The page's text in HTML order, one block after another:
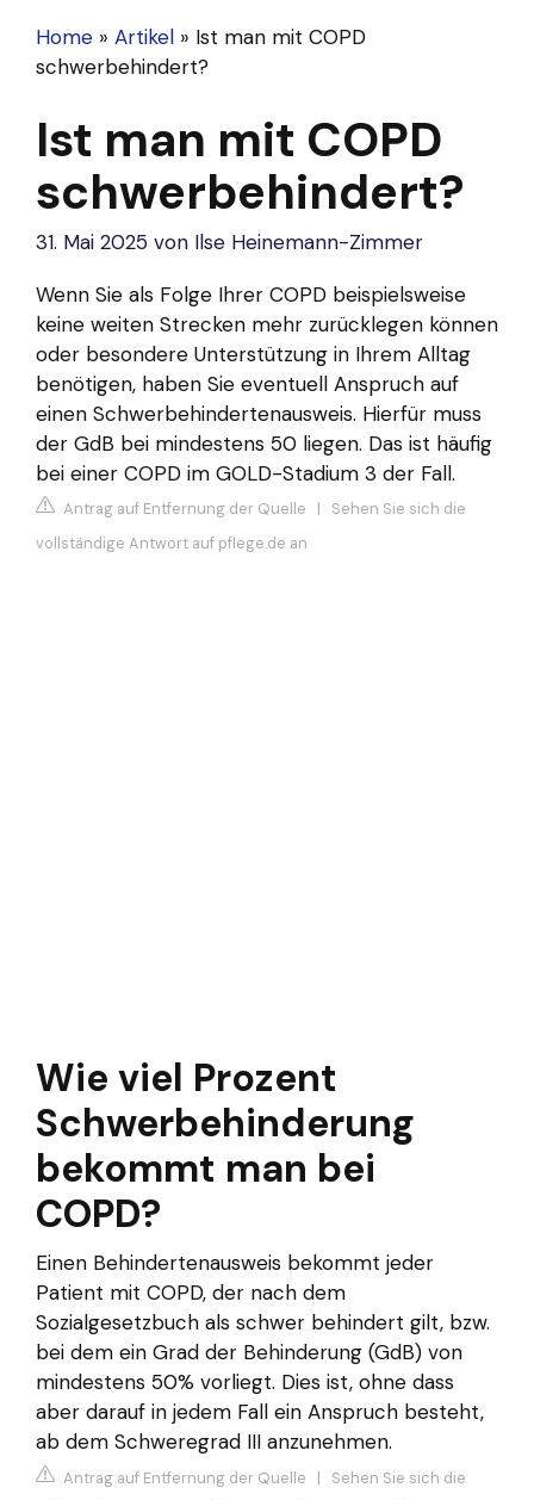
Home » Artikel » Ist man mit COPD
schwerbehindert?
Ist man mit COPD
schwerbehindert?
31. Mai 2025 von Ilse Heinemann-Zimmer
Wenn Sie als Folge Ihrer COPD beispielsweise
keine weiten Strecken mehr zurücklegen können
oder besondere Unterstützung in Ihrem Alltag
benötigen, haben Sie eventuell Anspruch auf
einen Schwerbehindertenausweis. Hierfür muss
der GdB bei mindestens 50 liegen. Das ist häufig
bei einer COPD im GOLD-Stadium 3 der Fall.
Antrag auf Entfernung der Quelle | Sehen Sie sich die
vollständige Antwort auf pflege.de an
Wie viel Prozent
Schwerbehinderung
bekommt man bei
COPD?
Einen Behindertenausweis bekommt jeder
Patient mit COPD, der nach dem
Sozialgesetzbuch als schwer behindert gilt, bzw.
bei dem ein Grad der Behinderung (GdB) von
mindestens 50% vorliegt. Dies ist, ohne dass
aber darauf in jedem Fall ein Anspruch besteht,
ab dem Schweregrad III anzunehmen.
Antrag auf Entfernung der Quelle | Sehen Sie sich die